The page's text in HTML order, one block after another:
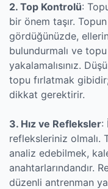
2. Top Kontrolü:
bir önem taşır.
gördüğünüzde,
bulundurmalı ve
yakalamalısınız.
topu fırlatmak
dikkat gerektirir.
3. Hız ve Refleksler:
refleksleriniz olmalı.
analiz edebilmek,
anahtarlarındandır.
düzenli antrenman